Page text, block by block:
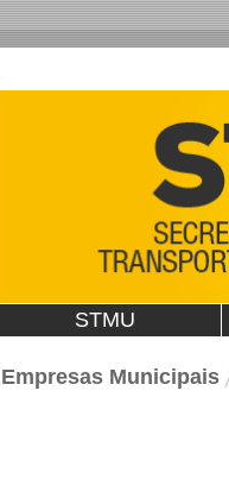
STMU
Empresas Municipais